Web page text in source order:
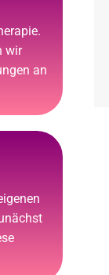
wir
an